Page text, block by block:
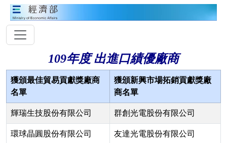
109年度 出進口績優廠商
獲頒最佳貿易貢獻獎廠商
名單
獲頒新興市場拓銷貢獻獎廠
商名單
輝瑞生技股份有限公司 群創光電股份有限公司
環球晶圓股份有限公司 友達光電股份有限公司